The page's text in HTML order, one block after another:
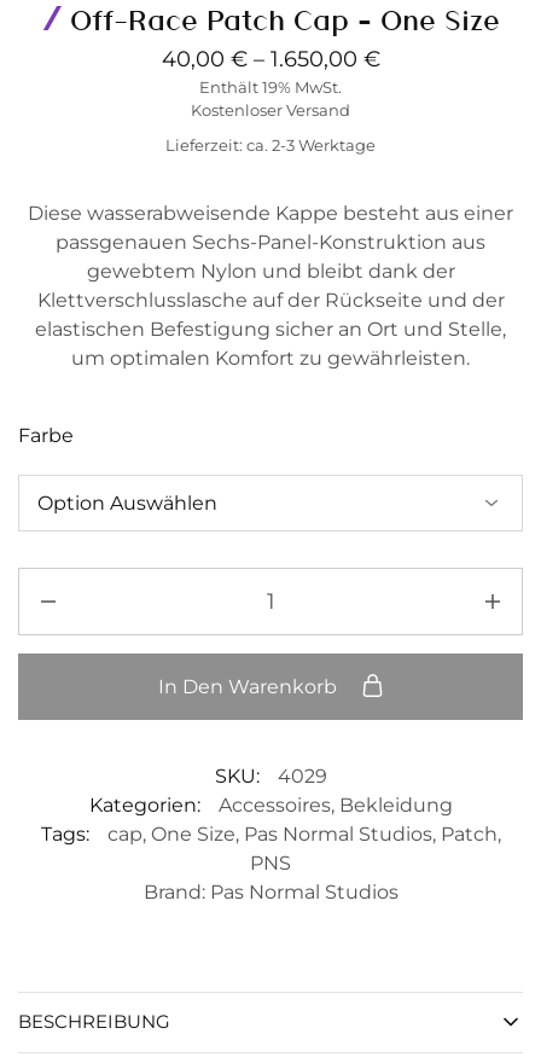
Off-Race Patch Cap – One Size
40,00 € – 1.650,00 €
Enthält 19% MwSt.
Kostenloser Versand
Lieferzeit: ca. 2-3 Werktage
Diese wasserabweisende Kappe besteht aus einer
passgenauen Sechs-Panel-Konstruktion aus
gewebtem Nylon und bleibt dank der
Klettverschlusslasche auf der Rückseite und der
elastischen Befestigung sicher an Ort und Stelle,
um optimalen Komfort zu gewährleisten.
Farbe
In Den Warenkorb
SKU:
4029
Kategorien:
Accessoires, Bekleidung
Tags:
cap, One Size, Pas Normal Studios, Patch,
PNS
Brand: Pas Normal Studios
BESCHREIBUNG